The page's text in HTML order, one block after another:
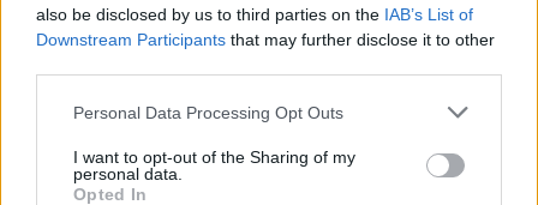
also be disclosed by us to third parties on the IAB’s List of
Downstream Participants that may further disclose it to other
Personal Data Processing Opt Outs
I want to opt-out of the Sharing of my
personal data.
Opted In
COSMOTE TELEKOM: Καλύπτει
δίδακτρα για 45 μεταπτυχιακούς
φοιτητές